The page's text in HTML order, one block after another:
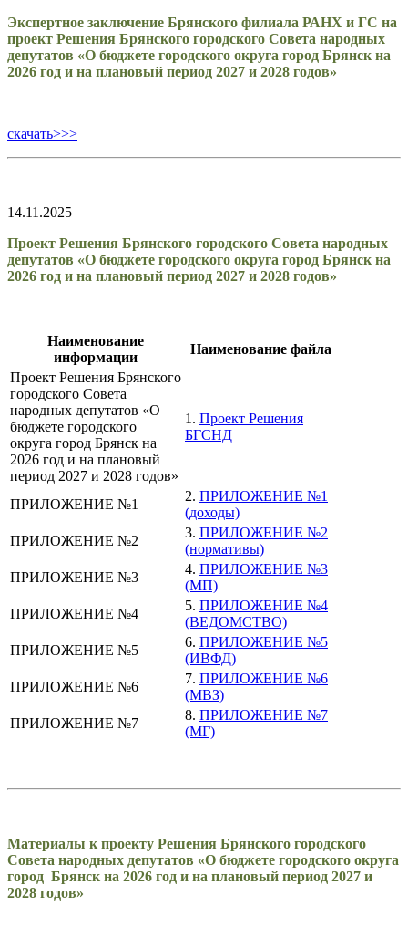
Экспертное заключение Брянского филиала РАНХ и ГС на
проект Решения Брянского городского Совета народных
депутатов «О бюджете городского округа город Брянск на
2026 год и на плановый период 2027 и 2028 годов»
скачать>>>
14.11.2025
Проект Решения Брянского городского Совета народных
депутатов «О бюджете городского округа город Брянск на
2026 год и на плановый период 2027 и 2028 годов»
Наименование
информации
Наименование файла
Проект Решения Брянского
городского Совета
народных депутатов «О
бюджете городского
округа город Брянск на
2026 год и на плановый
период 2027 и 2028 годов»
1. Проект Решения
БГСНД
ПРИЛОЖЕНИЕ №1
2. ПРИЛОЖЕНИЕ №1
(доходы)
ПРИЛОЖЕНИЕ №2
3. ПРИЛОЖЕНИЕ №2
(нормативы)
ПРИЛОЖЕНИЕ №3
4. ПРИЛОЖЕНИЕ №3
(МП)
ПРИЛОЖЕНИЕ №4
5. ПРИЛОЖЕНИЕ №4
(ВЕДОМСТВО)
ПРИЛОЖЕНИЕ №5
6. ПРИЛОЖЕНИЕ №5
(ИВФД)
ПРИЛОЖЕНИЕ №6
7. ПРИЛОЖЕНИЕ №6
(МВЗ)
ПРИЛОЖЕНИЕ №7
8. ПРИЛОЖЕНИЕ №7
(МГ)
Материалы к проекту Решения Брянского городского
Совета народных депутатов «О бюджете городского округа
город Брянск на 2026 год и на плановый период 2027 и
2028 годов»